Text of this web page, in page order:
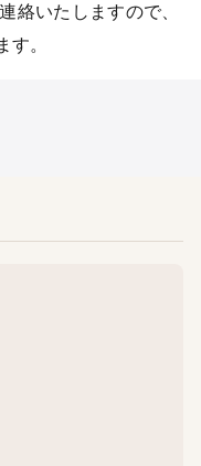
絡いたしますので、
す。